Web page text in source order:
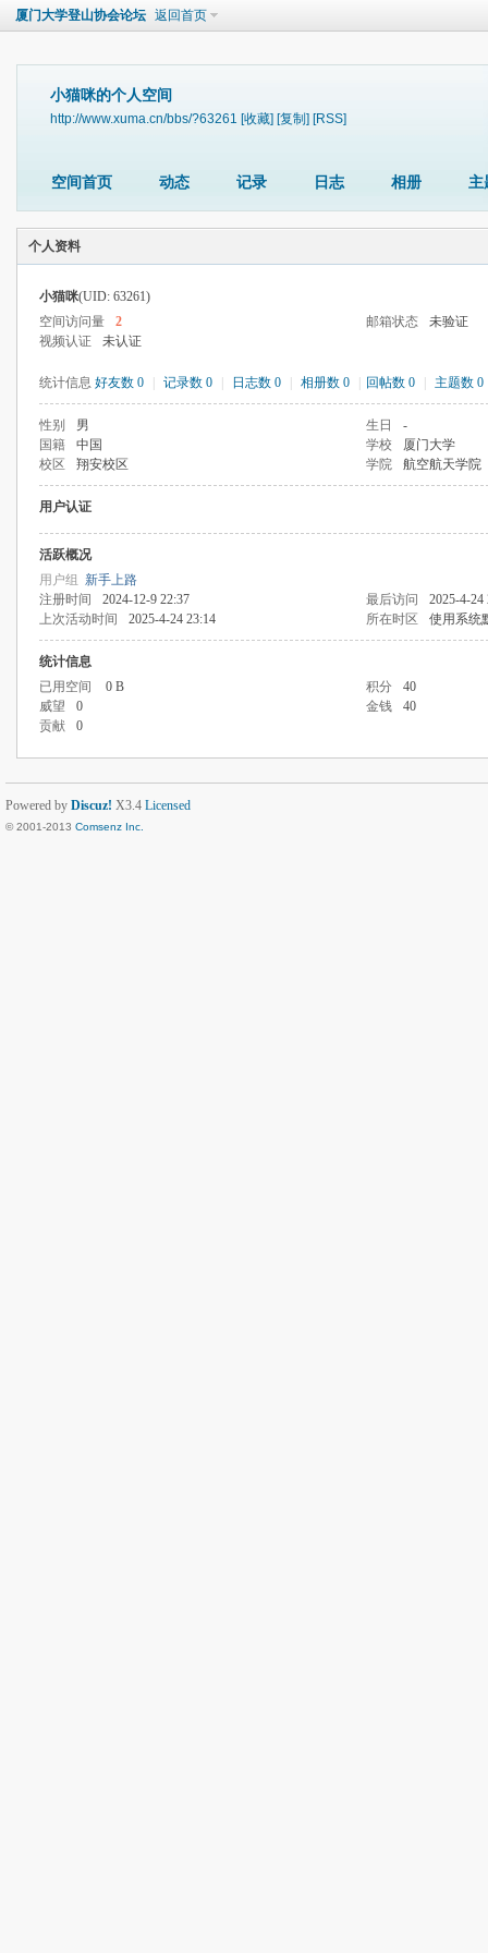
厦门大学登山协会论坛 返回首页
小猫咪的个人空间
http://www.xuma.cn/bbs/?63261 [收藏] [复制] [RSS]
空间首页 动态 记录 日志 相册 主
个人资料
小猫咪(UID: 63261)
空间访问量
2 邮箱状态
未验证
视频认证
未认证
统计信息 好友数 0 记录数 0 日志数 0 相册数 0 回帖数 0 主题数 0
性别 男 生日
-
国籍
中国 学校
厦门大学
校区
翔安校区 学院 航空航天学院
用户认证
活跃概况
用户组 新手上路
注册时间
2024-12-9 22:37 最后访问
2025-4-24
上次活动时间
2025-4-24 23:14 所在时区 使用系统
统计信息
已用空间
0 B 积分
40
威望
0 金钱
40
贡献
0
Powered by Discuz! X3.4 Licensed
© 2001-2013 Comsenz Inc.